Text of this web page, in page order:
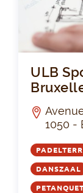
ULB
1050 -
DANSZAAL